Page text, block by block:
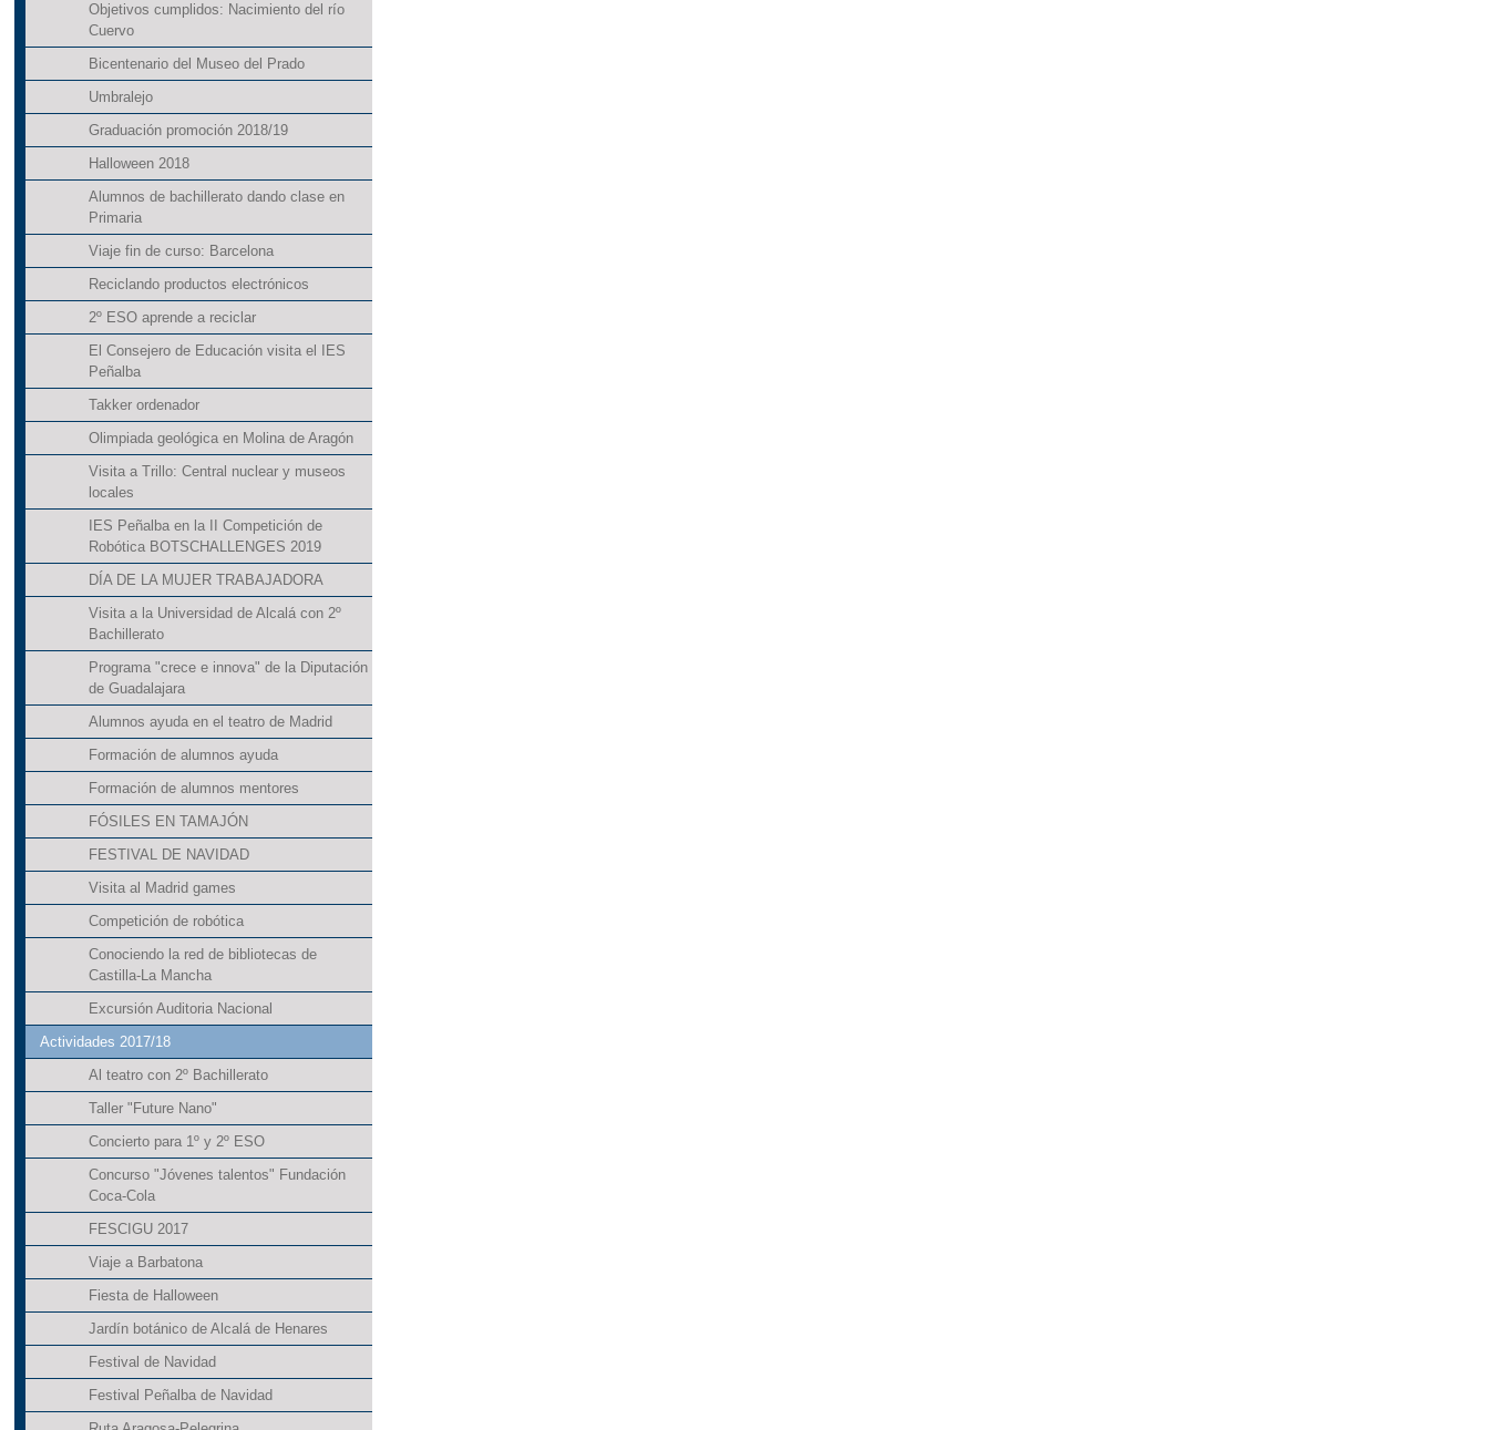
Objetivos cumplidos: Nacimiento del río
Cuervo
Bicentenario del Museo del Prado
Umbralejo
Graduación promoción 2018/19
Halloween 2018
Alumnos de bachillerato dando clase en
Primaria
Viaje fin de curso: Barcelona
Reciclando productos electrónicos
2º ESO aprende a reciclar
El Consejero de Educación visita el IES
Peñalba
Takker ordenador
Olimpiada geológica en Molina de Aragón
Visita a Trillo: Central nuclear y museos
locales
IES Peñalba en la II Competición de
Robótica BOTSCHALLENGES 2019
DÍA DE LA MUJER TRABAJADORA
Visita a la Universidad de Alcalá con 2º
Bachillerato
Programa "crece e innova" de la Diputación
de Guadalajara
Alumnos ayuda en el teatro de Madrid
Formación de alumnos ayuda
Formación de alumnos mentores
FÓSILES EN TAMAJÓN
FESTIVAL DE NAVIDAD
Visita al Madrid games
Competición de robótica
Conociendo la red de bibliotecas de
Castilla-La Mancha
Excursión Auditoria Nacional
Actividades 2017/18
Al teatro con 2º Bachillerato
Taller "Future Nano"
Concierto para 1º y 2º ESO
Concurso "Jóvenes talentos" Fundación
Coca-Cola
FESCIGU 2017
Viaje a Barbatona
Fiesta de Halloween
Jardín botánico de Alcalá de Henares
Festival de Navidad
Festival Peñalba de Navidad